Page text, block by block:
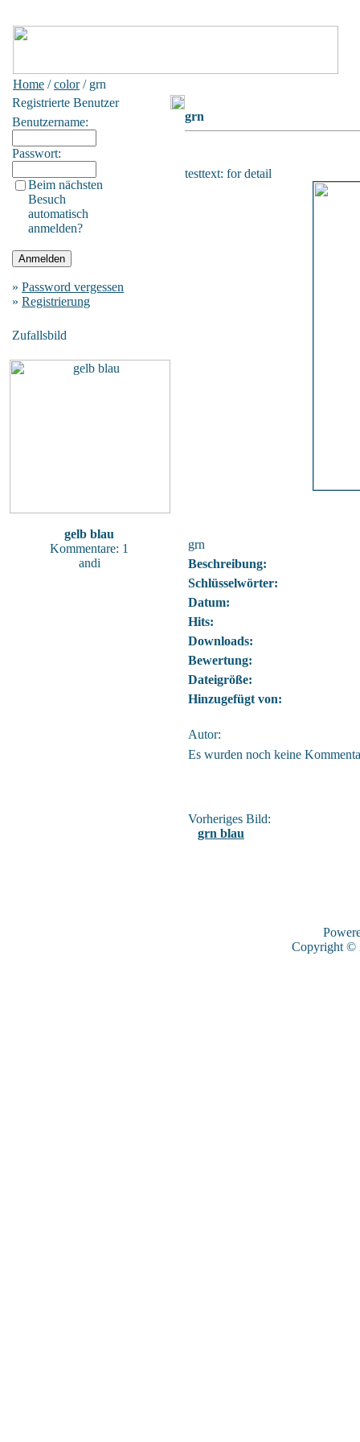
Home /color/ grn
Registrierte Benutzer
Benutzername:
Passwort:
Beim nächsten
Besuch
automatisch
anmelden?
» Password vergessen
» Registrierung
Zufallsbild
gelb blau
Kommentare: 1
andi
grn
testtext: for detail
grn
Beschreibung:
Schlüsselwörter:
Datum:
Hits:
Downloads:
Bewertung:
Dateigröße:
Hinzugefügt von:
Autor:
Es wurden noch keine
Vorheriges Bild:
grn blau
Copyright ©